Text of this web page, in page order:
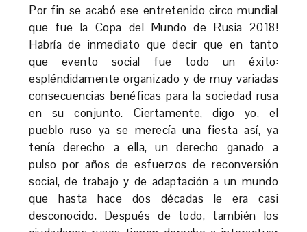
Por fin se acabó ese entretenido circo mundial
que fue la Copa del Mundo de Rusia 2018!
Habría de inmediato que decir que en tanto
que evento social fue todo un éxito:
espléndidamente organizado y de muy variadas
consecuencias benéficas para la sociedad rusa
en su conjunto. Ciertamente, digo yo, el
pueblo ruso ya se merecía una fiesta así, ya
tenía derecho a ella, un derecho ganado a
pulso por años de esfuerzos de reconversión
social, de trabajo y de adaptación a un mundo
que hasta hace dos décadas le era casi
desconocido. Después de todo, también los